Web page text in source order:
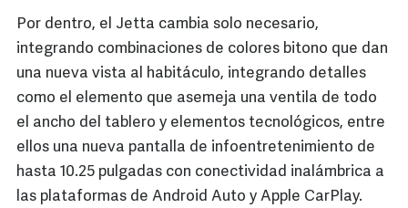
Por dentro, el Jetta cambia solo necesario,
integrando combinaciones de colores bitono que dan
una nueva vista al habitáculo, integrando detalles
como el elemento que asemeja una ventila de todo
el ancho del tablero y elementos tecnológicos, entre
ellos una nueva pantalla de infoentretenimiento de
hasta 10.25 pulgadas con conectividad inalámbrica a
las plataformas de Android Auto y Apple CarPlay.